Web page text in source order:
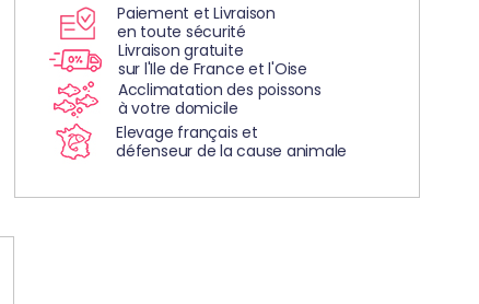
Paiement et Livraison
en toute sécurité
Livraison gratuite
sur l'Ile de France et l'Oise
Acclimatation des poissons
à votre domicile
Elevage français et
défenseur de la cause animale